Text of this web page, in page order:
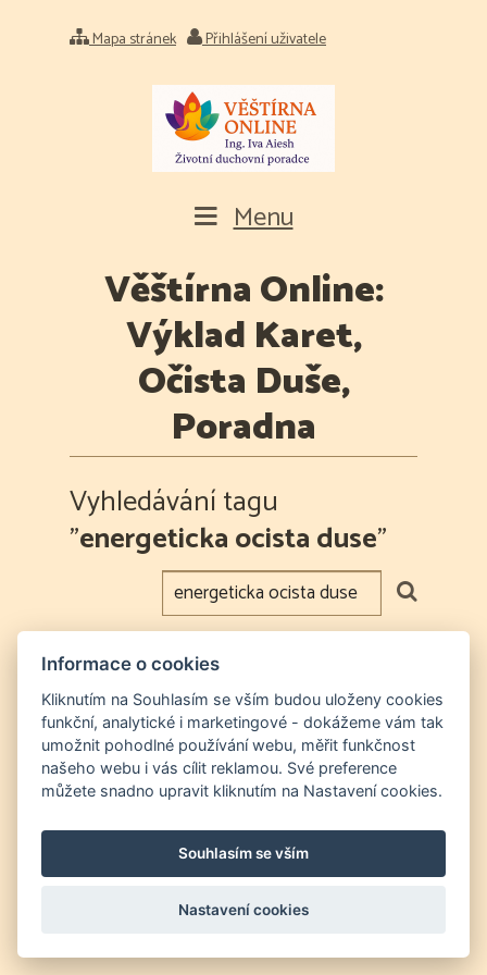
Mapa stránek Přihlášení uživatele
Menu
Věštírna Online:
Výklad Karet,
Očista Duše,
Poradna
Vyhledávání tagu
"energeticka ocista duse"
Poradenství v oblasti
problematického otěhotnění,
neplodnosti
12/10/2024
zdravi
tehotenstvi
energeticka ocista duse
neplodnost
Informace o cookies
Kliknutím na Souhlasím se vším budou uloženy cookies
funkční, analytické i marketingové - dokážeme vám tak
umožnit pohodlné používání webu, měřit funkčnost
našeho webu i vás cílit reklamou. Své preference
můžete snadno upravit kliknutím na Nastavení cookies.
Souhlasím se vším
Nastavení cookies